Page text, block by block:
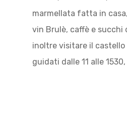
marmellata fatta in
vin Brulè, caffè e
inoltre visitare il
guidati dalle 11 alle